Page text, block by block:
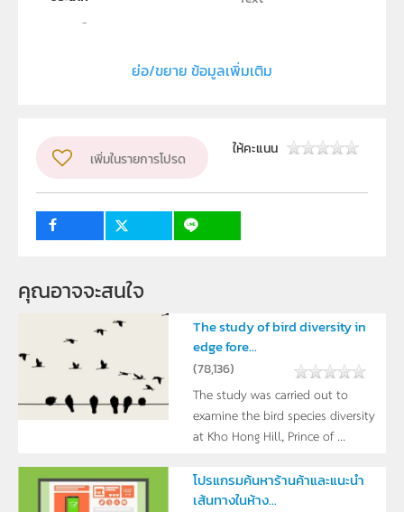
ครู, นักเรียน, บุคคลทั่วไป
ย่อ/ขยาย ข้อมูลเพิ่มเติม
เพิ่มในรายการโปรด
ให้คะแนน
คุณอาจจะสนใจ
The study of bird diversity in
edge fore...
(78,136)
The study was carried out to
examine the bird species diversity
at Kho Hong Hill, Prince of ...
โปรแกรมค้นหาร้านค้าและแนะนำ
เส้นทางในห้าง...